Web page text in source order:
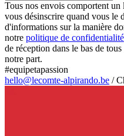
Tous nos envois comportent
vous désinscrire quand vous le
d'informations sur la manière
notre politique de confidentialité
de réception dans le bas de
notre part.
#equipetapassion
hello@lecomte-alpirando.be /